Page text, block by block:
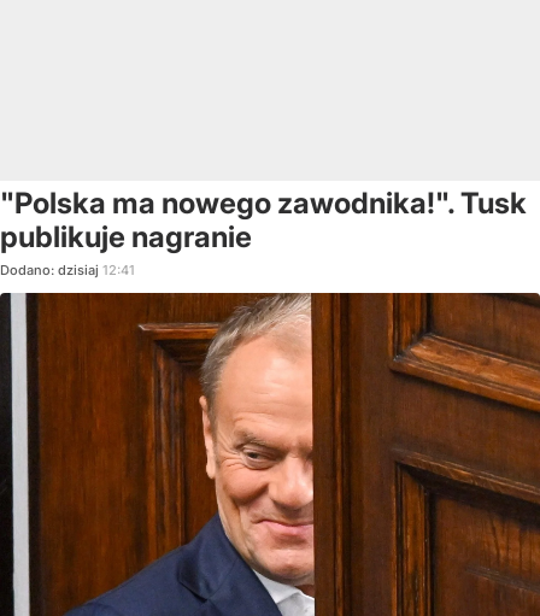
"Polska ma nowego zawodnika!". Tusk
publikuje nagranie
Dodano: dzisiaj 12:41